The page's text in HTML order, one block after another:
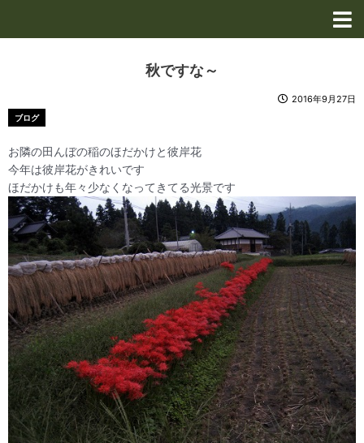
秋ですな～
2016年9月27日
ブログ
お隣の田んぼの稲のほだかけと彼岸花
今年は彼岸花がきれいです
ほだかけも年々少なくなってきてる光景です